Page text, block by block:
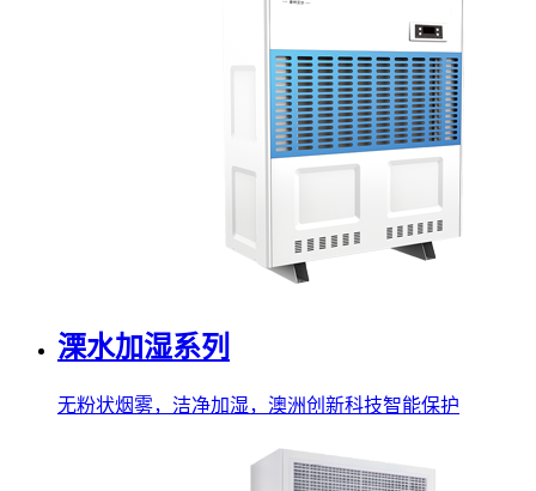
溧水加湿系列
无粉状烟雾，洁净加湿，澳洲创新科技智能保护